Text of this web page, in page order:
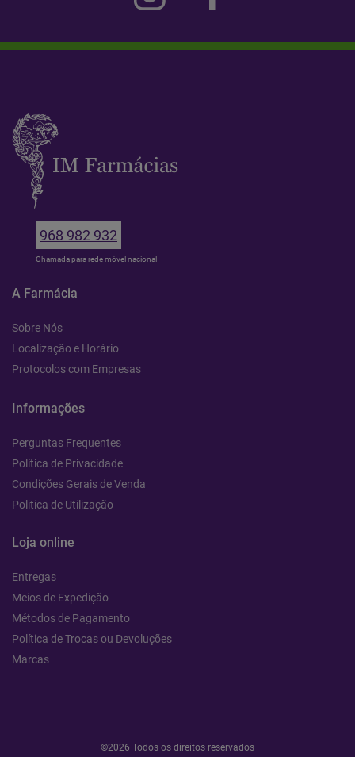
968 982 932
Chamada para rede móvel nacional
A Farmácia
Sobre Nós
Localização e Horário
Protocolos com Empresas
Informações
Perguntas Frequentes
Política de Privacidade
Condições Gerais de Venda
Politica de Utilização
Loja online
Entregas
Meios de Expedição
Métodos de Pagamento
Política de Trocas ou Devoluções
Marcas
©2026 Todos os direitos reservados